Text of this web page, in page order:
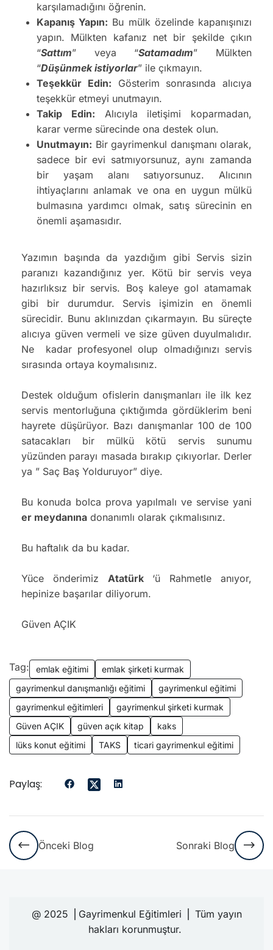
karşılamadığını öğrenin.
Kapanış Yapın: Bu mülk özelinde kapanışınızı
yapın. Mülkten kafanız net bir şekilde çıkın
“Sattım” veya “Satamadım” Mülkten
“Düşünmek istiyorlar” ile çıkmayın.
Teşekkür Edin: Gösterim sonrasında alıcıya
teşekkür etmeyi unutmayın.
Takip Edin: Alıcıyla iletişimi koparmadan,
karar verme sürecinde ona destek olun.
Unutmayın: Bir gayrimenkul danışmanı olarak,
sadece bir evi satmıyorsunuz, aynı zamanda
bir yaşam alanı satıyorsunuz. Alıcının
ihtiyaçlarını anlamak ve ona en uygun mülkü
bulmasına yardımcı olmak, satış sürecinin en
önemli aşamasıdır.
Yazımın başında da yazdığım gibi Servis sizin
paranızı kazandığınız yer. Kötü bir servis veya
hazırlıksız bir servis. Boş kaleye gol atamamak
gibi bir durumdur. Servis işimizin en önemli
sürecidir. Bunu aklınızdan çıkarmayın. Bu süreçte
alıcıya güven vermeli ve size güven duyulmalıdır.
Ne kadar profesyonel olup olmadığınızı servis
sırasında ortaya koymalısınız.
Destek olduğum ofislerin danışmanları ile ilk kez
servis mentorluğuna çıktığımda gördüklerim beni
hayrete düşürüyor. Bazı danışmanlar 100 de 100
satacakları bir mülkü kötü servis sunumu
yüzünden parayı masada bırakıp çıkıyorlar. Derler
ya ” Saç Baş Yolduruyor” diye.
Bu konuda bolca prova yapılmalı ve servise yani
er meydanına donanımlı olarak çıkmalısınız.
Bu haftalık da bu kadar.
Yüce önderimiz Atatürk ‘ü Rahmetle anıyor,
hepinize başarılar diliyorum.
Güven AÇIK
Tag: emlak eğitimi
emlak şirketi kurmak
gayrimenkul danışmanlığı eğitimi
gayrimenkul eğitimi
gayrimenkul eğitimleri
gayrimenkul şirketi kurmak
Güven AÇIK
güven açık kitap
kaks
lüks konut eğitimi
TAKS ticari gayrimenkul eğitimi
Paylaş:
Önceki Blog Sonraki Blog
@ 2025 ⎪Gayrimenkul Eğitimleri ⎪ Tüm yayın
hakları korunmuştur.